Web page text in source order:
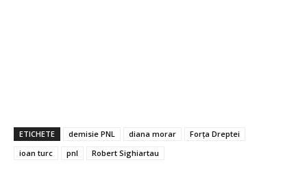
ETICHETE demisie PNL diana morar
Forța Dreptei
ioan turc
pnl Robert Sighiartau